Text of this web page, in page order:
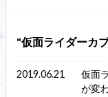
仮面ライダーカ
2019.06.21
仮面
が変